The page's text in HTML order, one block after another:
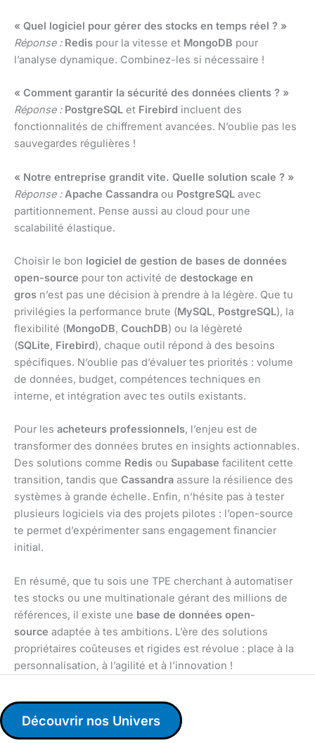
« Quel logiciel pour gérer des stocks en temps réel ? »
Réponse : Redis pour la vitesse et MongoDB pour
l’analyse dynamique. Combinez-les si nécessaire !
« Comment garantir la sécurité des données clients ? »
Réponse : PostgreSQL et Firebird incluent des
fonctionnalités de chiffrement avancées. N’oublie pas les
sauvegardes régulières !
« Notre entreprise grandit vite. Quelle solution scale ? »
Réponse : Apache Cassandra ou PostgreSQL avec
partitionnement. Pense aussi au cloud pour une
scalabilité élastique.
Choisir le bon logiciel de gestion de bases de données
open-source pour ton activité de destockage en
gros n’est pas une décision à prendre à la légère. Que tu
privilégies la performance brute (MySQL, PostgreSQL), la
flexibilité (MongoDB, CouchDB) ou la légèreté
(SQLite, Firebird), chaque outil répond à des besoins
spécifiques. N’oublie pas d’évaluer tes priorités : volume
de données, budget, compétences techniques en
interne, et intégration avec tes outils existants.
Pour les acheteurs professionnels, l’enjeu est de
transformer des données brutes en insights actionnables.
Des solutions comme Redis ou Supabase facilitent cette
transition, tandis que Cassandra assure la résilience des
systèmes à grande échelle. Enfin, n’hésite pas à tester
plusieurs logiciels via des projets pilotes : l’open-source
te permet d’expérimenter sans engagement financier
initial.
En résumé, que tu sois une TPE cherchant à automatiser
tes stocks ou une multinationale gérant des millions de
références, il existe une base de données open-
source adaptée à tes ambitions. L’ère des solutions
propriétaires coûteuses et rigides est révolue : place à la
personnalisation, à l’agilité et à l’innovation !
Découvrir nos Univers